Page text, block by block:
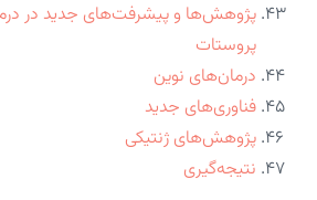
پژوهش‌ها و پیشرفت‌های جدید در
پروستات
درمان‌های نوین
فناوری‌های جدید
پژوهش‌های ژنتیکی
نتیجه‌گیری